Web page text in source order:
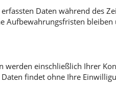
Daten während des
Aufbewahrungsfristen
einschließlich Ihrer
findet ohne Ihre